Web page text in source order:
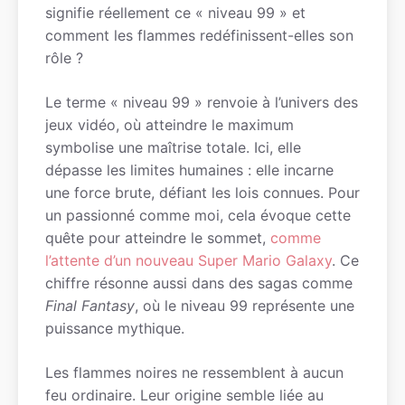
signifie réellement ce « niveau 99 » et
comment les flammes redéfinissent-elles son
rôle ?
Le terme « niveau 99 » renvoie à l’univers des
jeux vidéo, où atteindre le maximum
symbolise une maîtrise totale. Ici, elle
dépasse les limites humaines : elle incarne
une force brute, défiant les lois connues. Pour
un passionné comme moi, cela évoque cette
quête pour atteindre le sommet, comme
l’attente d’un nouveau Super Mario Galaxy. Ce
chiffre résonne aussi dans des sagas comme
Final Fantasy, où le niveau 99 représente une
puissance mythique.
Les flammes noires ne ressemblent à aucun
feu ordinaire. Leur origine semble liée au